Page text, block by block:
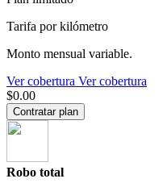
Tarifa por kilómetro
Monto mensual variable.
Ver cobertura Ver cobertura
$0.00
Contratar plan
Robo total